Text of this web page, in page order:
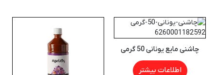
چاشنی مایع یونانی 50 گرمی
اطلاعات بیشتر